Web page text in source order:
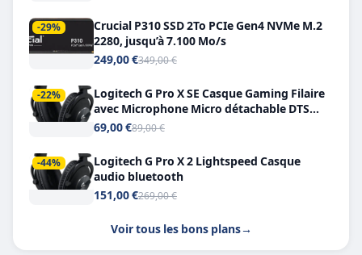
-29%
Crucial P310 SSD 2To PCIe Gen4 NVMe M.2
2280, jusqu’à 7.100 Mo/s
249,00 €349,00 €
-22%
Logitech G Pro X SE Casque Gaming Filaire
avec Microphone Micro détachable DTS
Headphone X 7.1
69,00 €89,00 €
-44%
Logitech G Pro X 2 Lightspeed Casque
audio bluetooth
151,00 €269,00 €
Voir tous les bons plans→